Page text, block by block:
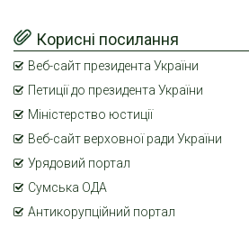
Корисні посилання
Веб-сайт президента України
Петиції до президента України
Міністерство юстиції
Веб-сайт верховної ради України
Урядовий портал
Сумська ОДА
Антикорупційний портал